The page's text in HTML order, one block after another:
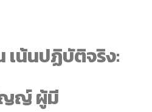
เน้นปฏิบัติจริง:
ญญ์ ผู้มี